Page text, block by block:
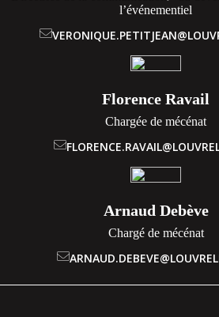
l’événementiel
Florence Ravail
Chargée de mécénat
Arnaud Debève
Chargé de mécénat